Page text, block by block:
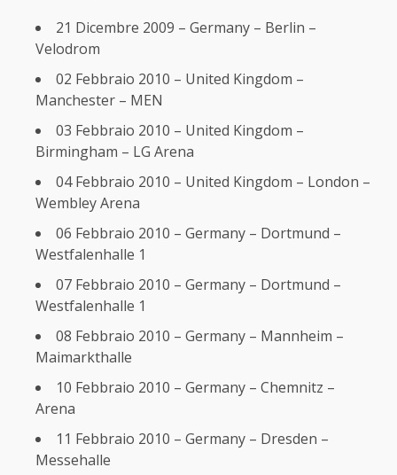
21 Dicembre 2009 – Germany – Berlin –
Velodrom
02 Febbraio 2010 – United Kingdom –
Manchester – MEN
03 Febbraio 2010 – United Kingdom –
Birmingham – LG Arena
04 Febbraio 2010 – United Kingdom – London –
Wembley Arena
06 Febbraio 2010 – Germany – Dortmund –
Westfalenhalle 1
07 Febbraio 2010 – Germany – Dortmund –
Westfalenhalle 1
08 Febbraio 2010 – Germany – Mannheim –
Maimarkthalle
10 Febbraio 2010 – Germany – Chemnitz –
Arena
11 Febbraio 2010 – Germany – Dresden –
Messehalle